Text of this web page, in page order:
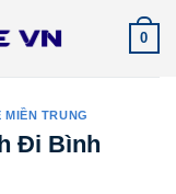
0
MIỀN TRUNG
Đi Bình